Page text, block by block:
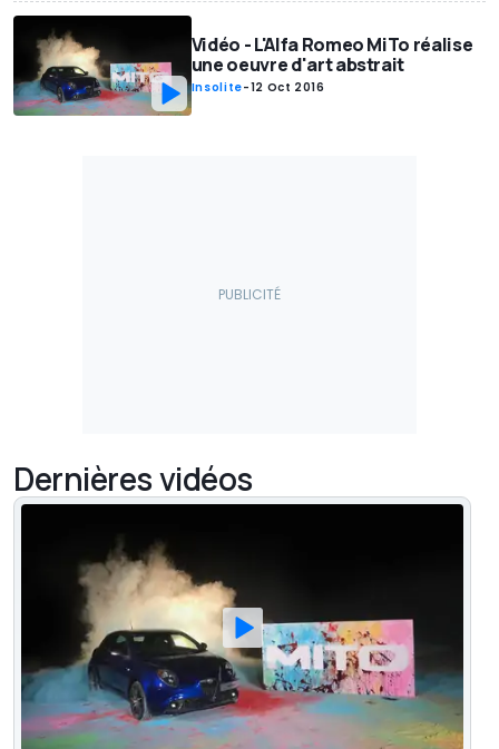
Vidéo - L'Alfa Romeo MiTo réalise
une oeuvre d'art abstrait
Insolite-12 Oct 2016
Dernières vidéos